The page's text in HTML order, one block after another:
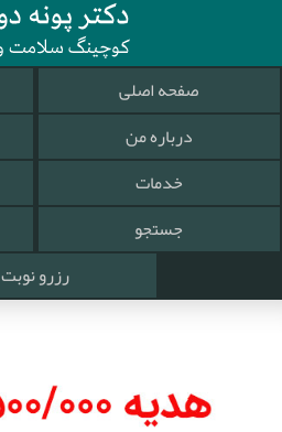
صفحه اصلی
درباره من
خدمات
جستجو
رزرو نوبت